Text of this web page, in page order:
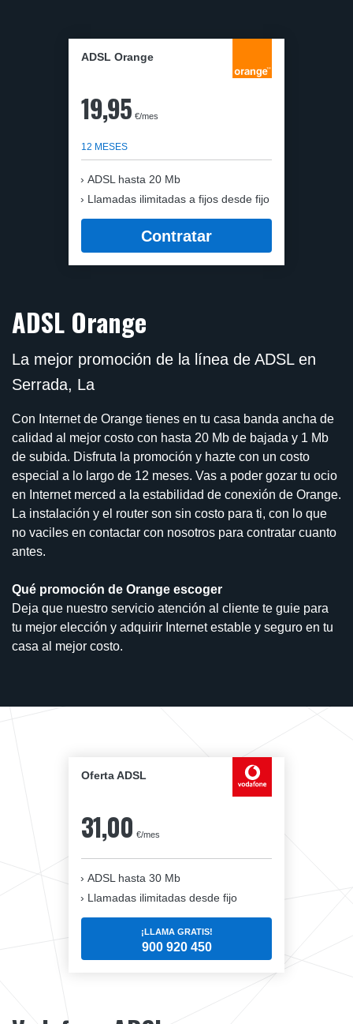
ADSL Orange
19,95 €/mes
12 MESES
ADSL hasta 20 Mb
Llamadas ilimitadas a fijos desde fijo
Contratar
ADSL Orange
La mejor promoción de la línea de ADSL en
Serrada, La
Con Internet de Orange tienes en tu casa banda ancha de
calidad al mejor costo con hasta 20 Mb de bajada y 1 Mb
de subida. Disfruta la promoción y hazte con un costo
especial a lo largo de 12 meses. Vas a poder gozar tu ocio
en Internet merced a la estabilidad de conexión de Orange.
La instalación y el router son sin costo para ti, con lo que
no vaciles en contactar con nosotros para contratar cuanto
antes.
Qué promoción de Orange escoger
Deja que nuestro servicio atención al cliente te guie para
tu mejor elección y adquirir Internet estable y seguro en tu
casa al mejor costo.
Oferta ADSL
31,00 €/mes
ADSL hasta 30 Mb
Llamadas ilimitadas desde fijo
¡LLAMA GRATIS!
900 920 450